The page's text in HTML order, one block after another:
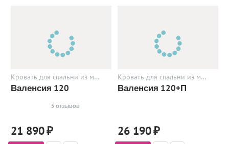
Кровать для спальни из металла
Валенсия 120
5 отзывов
21 890₽
Кровать для спальни из металла
Валенсия 120+П
26 190₽